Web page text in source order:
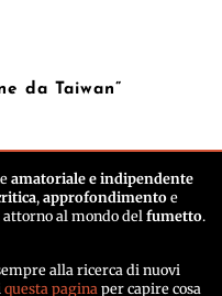
da Taiwan”
amatoriale e indipendente
, approfondimento e
al mondo del fumetto.
alla ricerca di nuovi
questa paginaper capire cosa